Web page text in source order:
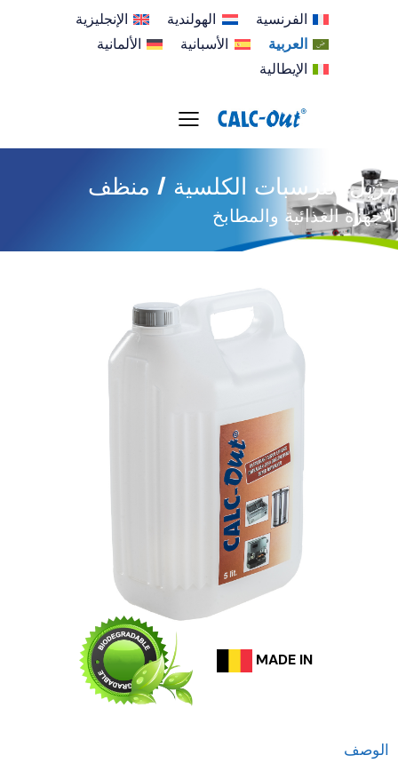
الفرنسية الهولندية
الإنجليزية
العربية
الأسبانية
الألمانية
الإيطالية
الترسبات الكلسية / منظف
الغذائية والمطابخ
MADE IN
الوصف